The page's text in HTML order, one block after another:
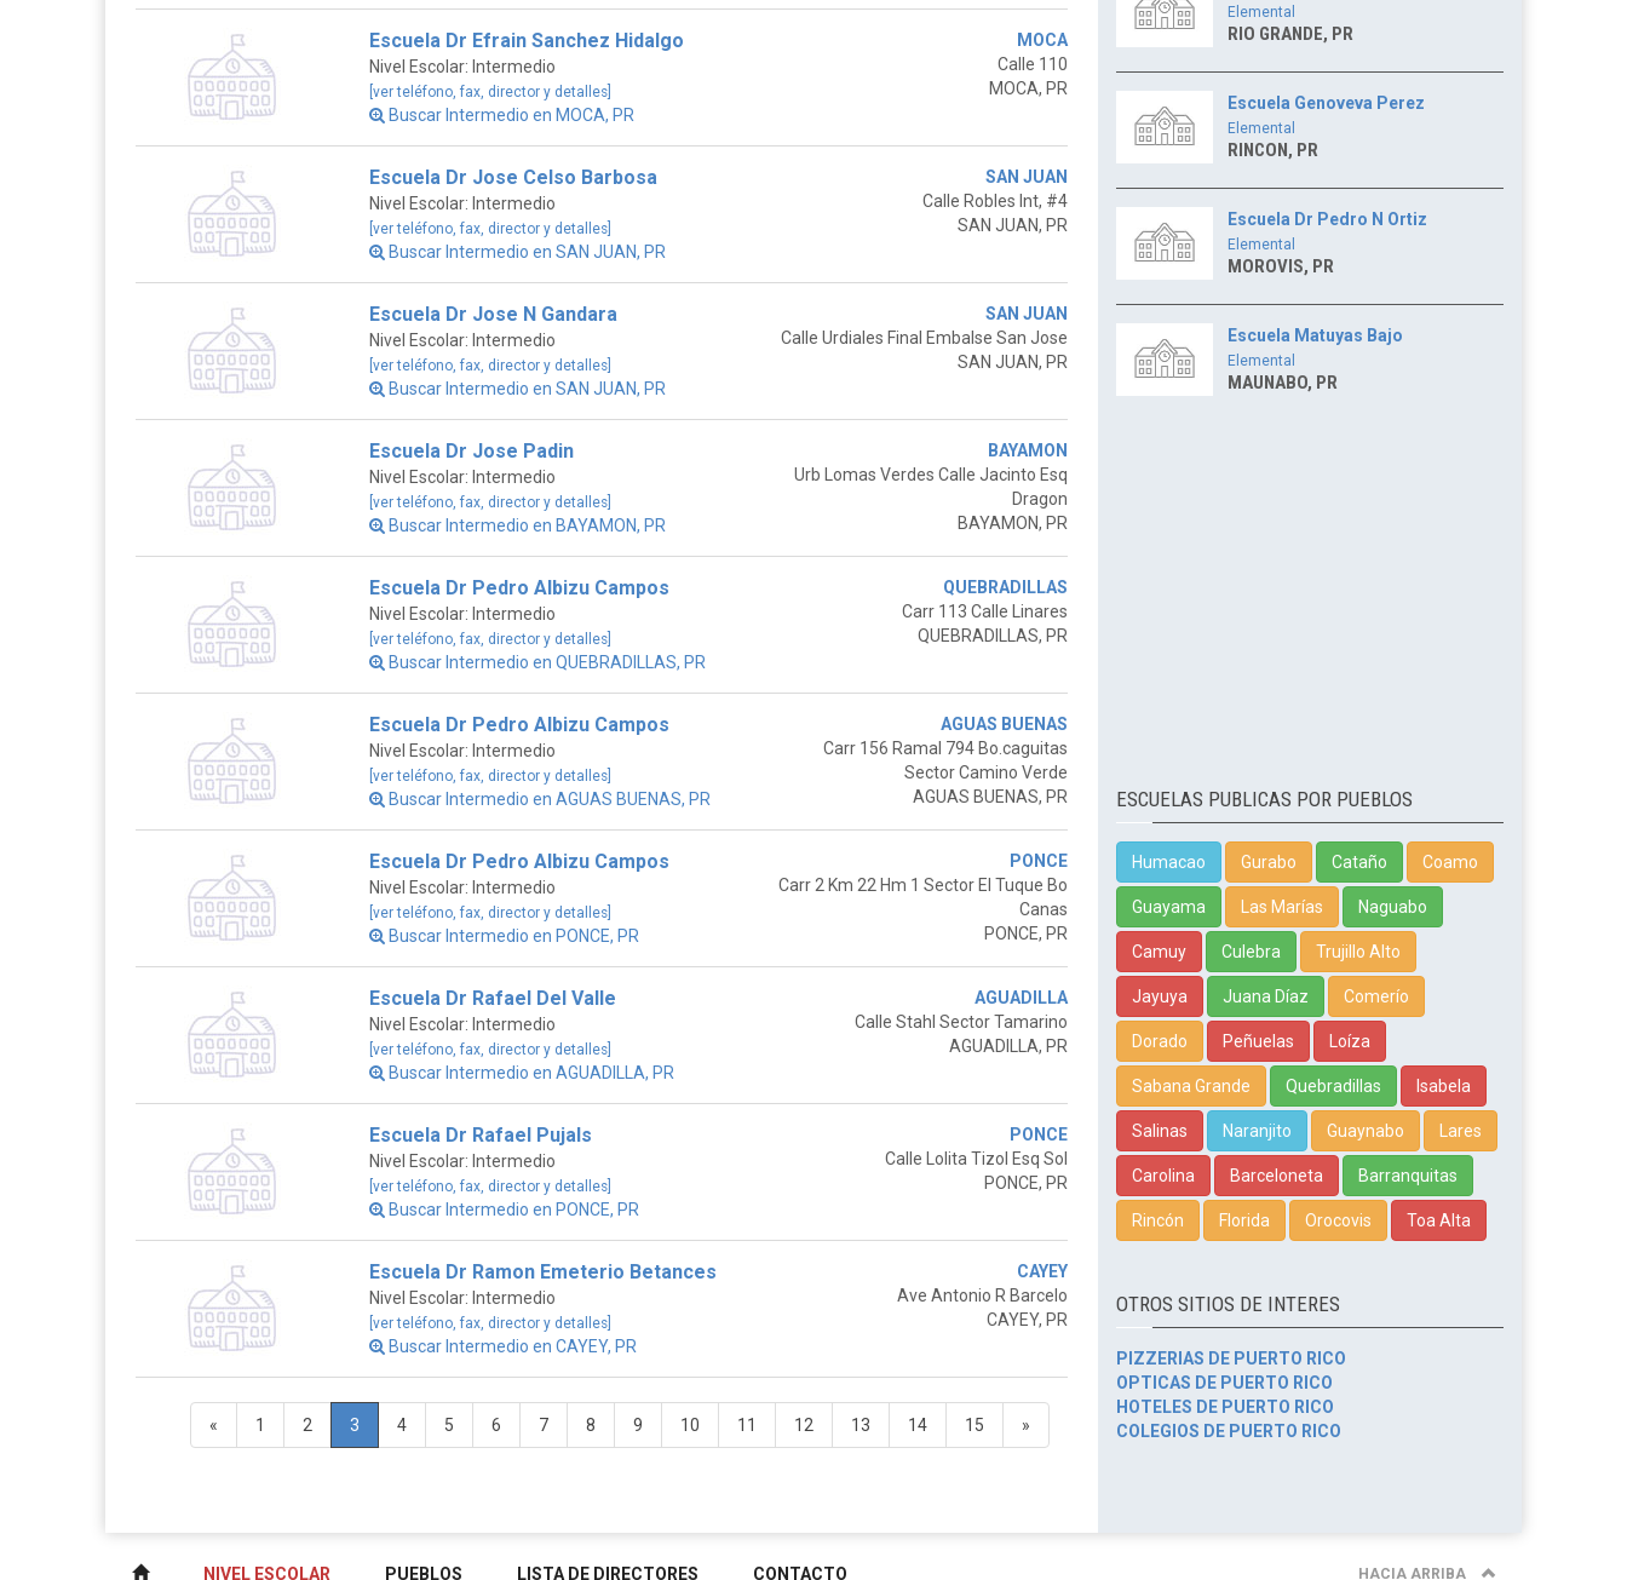
Escuela Dr Efrain Sanchez Hidalgo
Nivel Escolar: Intermedio
[ver teléfono, fax, director y detalles]
Buscar Intermedio en MOCA, PR
MOCA
Calle 110
MOCA, PR
Escuela Dr Jose Celso Barbosa
Nivel Escolar: Intermedio
[ver teléfono, fax, director y detalles]
Buscar Intermedio en SAN JUAN, PR
SAN JUAN
Calle Robles Int, #4
SAN JUAN, PR
Escuela Dr Jose N Gandara
Nivel Escolar: Intermedio
[ver teléfono, fax, director y detalles]
Buscar Intermedio en SAN JUAN, PR
SAN JUAN
Calle Urdiales Final Embalse San Jose
SAN JUAN, PR
Escuela Dr Jose Padin
Nivel Escolar: Intermedio
[ver teléfono, fax, director y detalles]
Buscar Intermedio en BAYAMON, PR
BAYAMON
Urb Lomas Verdes Calle Jacinto Esq
Dragon
BAYAMON, PR
Escuela Dr Pedro Albizu Campos
Nivel Escolar: Intermedio
[ver teléfono, fax, director y detalles]
Buscar Intermedio en QUEBRADILLAS, PR
QUEBRADILLAS
Carr 113 Calle Linares
QUEBRADILLAS, PR
Escuela Dr Pedro Albizu Campos
Nivel Escolar: Intermedio
[ver teléfono, fax, director y detalles]
Buscar Intermedio en AGUAS BUENAS, PR
AGUAS BUENAS
Carr 156 Ramal 794 Bo.caguitas
Sector Camino Verde
AGUAS BUENAS, PR
Escuela Dr Pedro Albizu Campos
Nivel Escolar: Intermedio
[ver teléfono, fax, director y detalles]
Buscar Intermedio en PONCE, PR
PONCE
Carr 2 Km 22 Hm 1 Sector El Tuque Bo
Canas
PONCE, PR
Escuela Dr Rafael Del Valle
Nivel Escolar: Intermedio
[ver teléfono, fax, director y detalles]
Buscar Intermedio en AGUADILLA, PR
AGUADILLA
Calle Stahl Sector Tamarino
AGUADILLA, PR
Escuela Dr Rafael Pujals
Nivel Escolar: Intermedio
[ver teléfono, fax, director y detalles]
Buscar Intermedio en PONCE, PR
PONCE
Calle Lolita Tizol Esq Sol
PONCE, PR
Escuela Dr Ramon Emeterio Betances
Nivel Escolar: Intermedio
[ver teléfono, fax, director y detalles]
Buscar Intermedio en CAYEY, PR
CAYEY
Ave Antonio R Barcelo
CAYEY, PR
« 1 2 3 4 5 6 7 8 9 10 11 12 13 14 15 »
Elemental
RIO GRANDE, PR
Escuela Genoveva Perez
Elemental
RINCON, PR
Escuela Dr Pedro N Ortiz
Elemental
MOROVIS, PR
Escuela Matuyas Bajo
Elemental
MAUNABO, PR
ESCUELAS PUBLICAS POR PUEBLOS
Humacao Gurabo Cataño Coamo
Guayama Las Marías Naguabo
Camuy Culebra Trujillo Alto
Jayuya Juana Díaz Comerío
Dorado Peñuelas Loíza
Sabana Grande Quebradillas Isabela
Salinas Naranjito Guaynabo Lares
Carolina Barceloneta Barranquitas
Rincón Florida Orocovis Toa Alta
OTROS SITIOS DE INTERES
PIZZERIAS DE PUERTO RICO
OPTICAS DE PUERTO RICO
HOTELES DE PUERTO RICO
COLEGIOS DE PUERTO RICO
NIVEL ESCOLAR PUEBLOS LISTA DE DIRECTORES CONTACTO HACIA ARRIBA